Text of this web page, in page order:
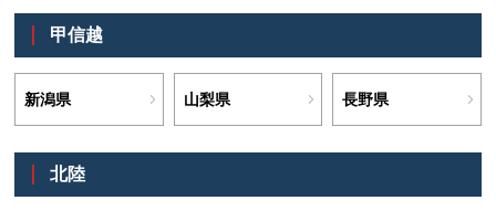
甲信越
新潟県 山梨県 長野県
北陸